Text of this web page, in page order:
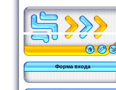
Форма входа